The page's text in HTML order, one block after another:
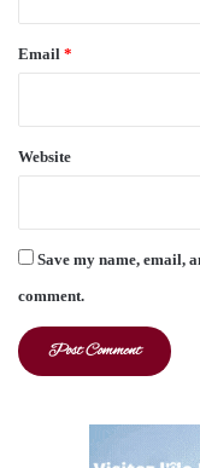
Email *
Website
Save my name, email,
comment.